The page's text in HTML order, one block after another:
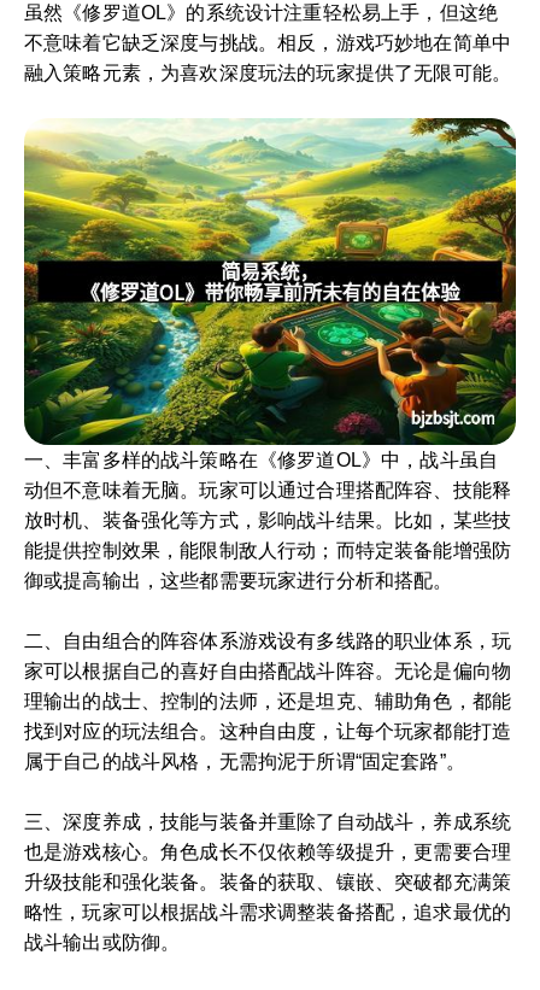
虽然《修罗道OL》的系统设计注重轻松易上手，但这绝
不意味着它缺乏深度与挑战。相反，游戏巧妙地在简单中
融入策略元素，为喜欢深度玩法的玩家提供了无限可能。
一、丰富多样的战斗策略在《修罗道OL》中，战斗虽自
动但不意味着无脑。玩家可以通过合理搭配阵容、技能释
放时机、装备强化等方式，影响战斗结果。比如，某些技
能提供控制效果，能限制敌人行动；而特定装备能增强防
御或提高输出，这些都需要玩家进行分析和搭配。
二、自由组合的阵容体系游戏设有多线路的职业体系，玩
家可以根据自己的喜好自由搭配战斗阵容。无论是偏向物
理输出的战士、控制的法师，还是坦克、辅助角色，都能
找到对应的玩法组合。这种自由度，让每个玩家都能打造
属于自己的战斗风格，无需拘泥于所谓“固定套路”。
三、深度养成，技能与装备并重除了自动战斗，养成系统
也是游戏核心。角色成长不仅依赖等级提升，更需要合理
升级技能和强化装备。装备的获取、镶嵌、突破都充满策
略性，玩家可以根据战斗需求调整装备搭配，追求最优的
战斗输出或防御。